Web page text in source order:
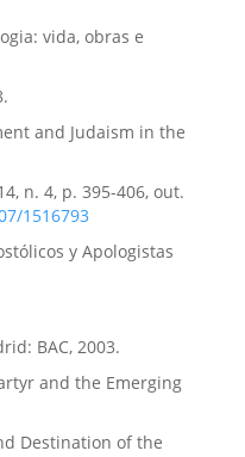
vida, obras e
and Judaism in the
n. 4, p. 395-406, out.
1516793
y Apologistas
BAC, 2003.
and the Emerging
Destination of the